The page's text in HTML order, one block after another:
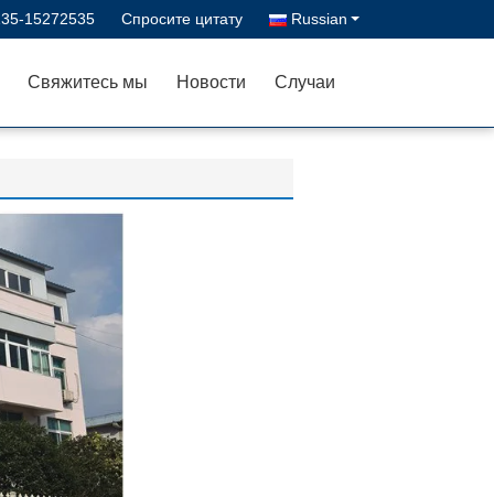
15272535 Спросите цитату Russian
Свяжитесь мы Новости Случаи